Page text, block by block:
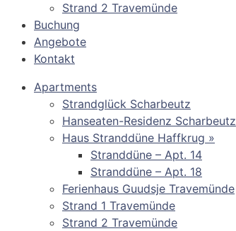
Strand 2 Travemünde
Buchung
Angebote
Kontakt
Apartments
Strandglück Scharbeutz
Hanseaten-Residenz Scharbeutz
Haus Stranddüne Haffkrug »
Stranddüne – Apt. 14
Stranddüne – Apt. 18
Ferienhaus Guudsje Travemünde
Strand 1 Travemünde
Strand 2 Travemünde